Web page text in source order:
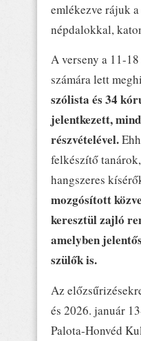
emlékezve rájuk
népdalokkal,
A verseny a 11-
számára lett
szólista és 34
jelentkezett,
részvételével.
felkészítő
hangszeres
mozgósított
keresztül zajló
amelyben
szülők is.
Az
és 2026. január
Palota-Honvéd